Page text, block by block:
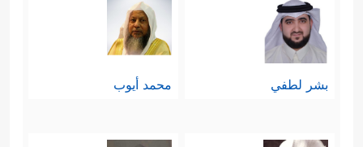
بشر لطفي محمد أيوب